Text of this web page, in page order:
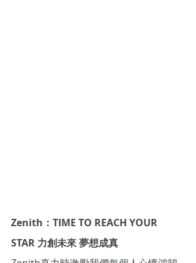
Zenith：TIME TO REACH YOUR
STAR 力創未來 夢想成真